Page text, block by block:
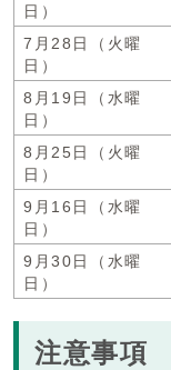
日）
7月28日（火曜
日）
8月19日（水曜
日）
8月25日（火曜
日）
9月16日（水曜
日）
9月30日（水曜
日）
注意事項